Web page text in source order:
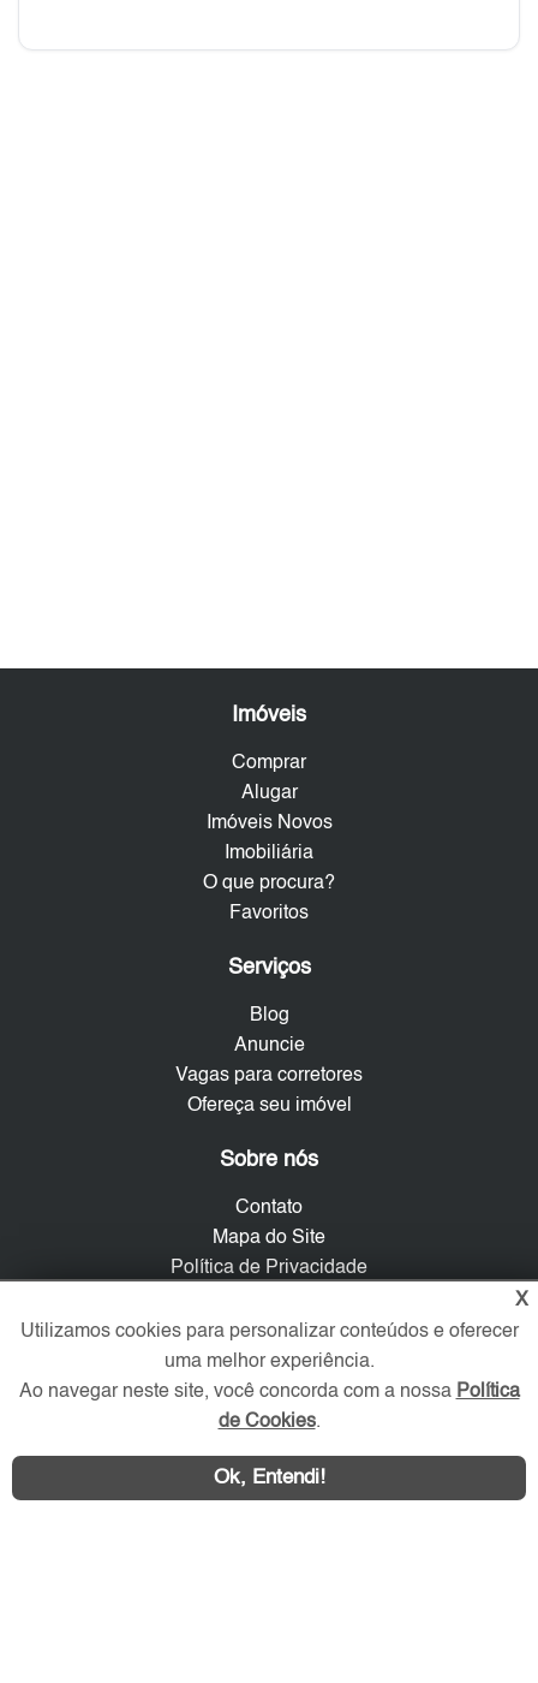
Imóveis
Comprar
Alugar
Imóveis Novos
Imobiliária
O que procura?
Favoritos
Serviços
Blog
Anuncie
Vagas para corretores
Ofereça seu imóvel
Sobre nós
Contato
Mapa do Site
Política de Privacidade
Verificada por
X
Utilizamos cookies para personalizar conteúdos e oferecer
uma melhor experiência.
Ao navegar neste site, você concorda com a nossa Política
de Cookies.
Ok, Entendi!